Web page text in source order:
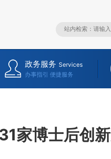
政务服务 Services
办事指引 便捷服务
家博士后创